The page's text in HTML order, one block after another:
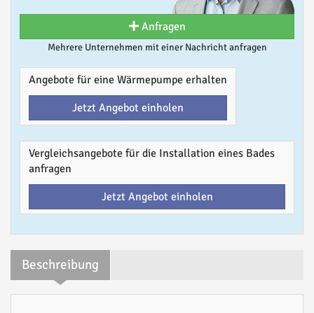
Anfragen
Mehrere Unternehmen mit einer Nachricht anfragen
Angebote für eine Wärmepumpe erhalten
Jetzt Angebot einholen
Vergleichsangebote für die Installation eines Bades
anfragen
Jetzt Angebot einholen
Beschreibung